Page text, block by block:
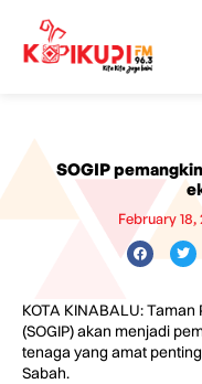
SOGIP
February 18,
KOTA KINABALU:
(SOGIP) akan menjadi
tenaga yang amat
Sabah.